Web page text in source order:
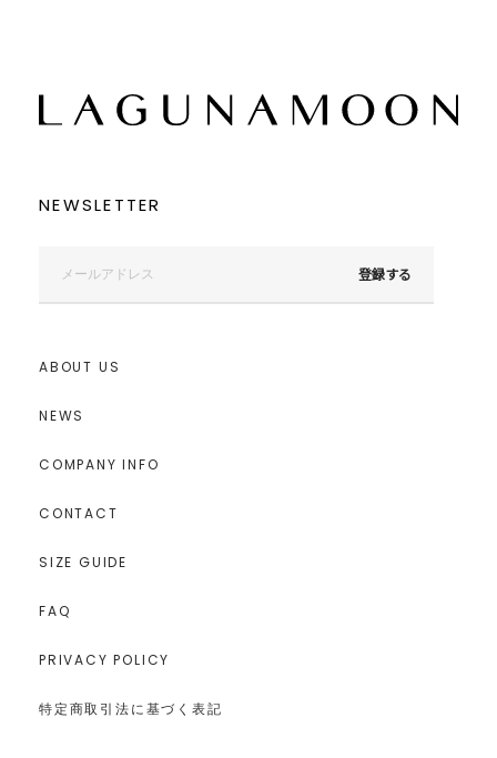
NEWSLETTER
登録する
ABOUT US
NEWS
COMPANY INFO
CONTACT
SIZE GUIDE
FAQ
PRIVACY POLICY
特定商取引法に基づく表記